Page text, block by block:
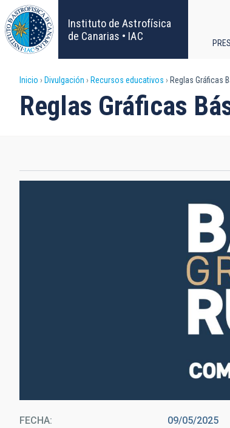
Pasar
al
contenido
principal
Instituto de Astrofísica
de Canarias • IAC
Sobrescribir
enlaces
ayuda
Inicio Divulgación Recursos educativos Reglas Gráficas
Reglas Gráficas
FECHA 09/05/2025